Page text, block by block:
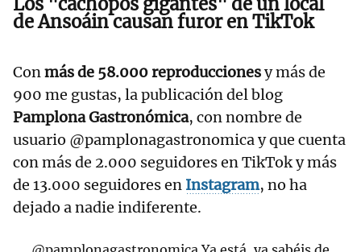
de Ansoáin causan furor en TikTok
Conmás de 58.000 reproduccionesy más de
900 me gustas, la publicación del blog
Pamplona Gastronómica, con nombre de
usuario @pamplonagastronomica y que cuenta
con más de 2.000 seguidores en TikTok y más
de 13.000 seguidores en Instagram, no ha
dejado a nadie indiferente.